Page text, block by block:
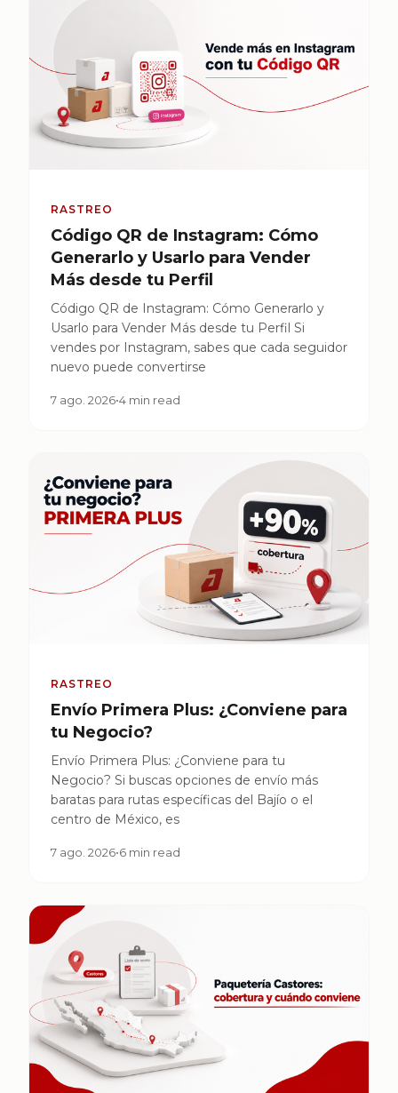
RASTREO
Código QR de Instagram: Cómo
Generarlo y Usarlo para Vender
Más desde tu Perfil
Código QR de Instagram: Cómo Generarlo y
Usarlo para Vender Más desde tu Perfil Si
vendes por Instagram, sabes que cada seguidor
nuevo puede convertirse
7 ago. 2026•4 min read
RASTREO
Envío Primera Plus: ¿Conviene para
tu Negocio?
Envío Primera Plus: ¿Conviene para tu
Negocio? Si buscas opciones de envío más
baratas para rutas específicas del Bajío o el
centro de México, es
7 ago. 2026•6 min read